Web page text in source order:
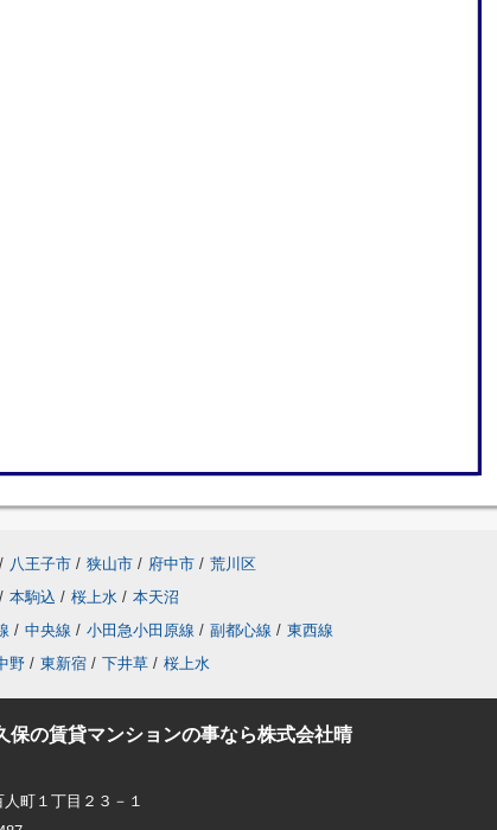
/ 八王子市 / 狭山市 / 府中市 / 荒川区
/ 本駒込 / 桜上水 / 本天沼
/ 中央線 / 小田急小田原線 / 副都心線 / 東西線
野 / 東新宿 / 下井草 / 桜上水
保の賃貸マンションの事なら株式会社晴
町１丁目２３－１